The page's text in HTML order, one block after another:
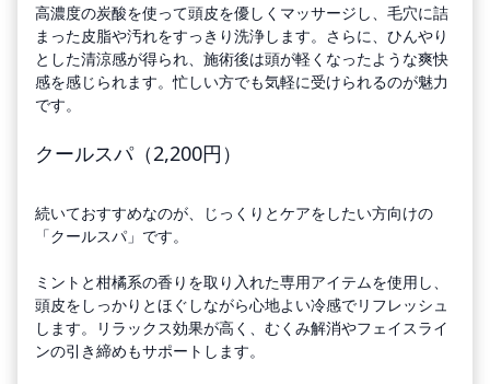
高濃度の炭酸を使って頭皮を優しくマッサージし、毛穴に詰
まった皮脂や汚れをすっきり洗浄します。さらに、ひんやり
とした清涼感が得られ、施術後は頭が軽くなったような爽快
感を感じられます。忙しい方でも気軽に受けられるのが魅力
です。
クールスパ（2,200円）
続いておすすめなのが、じっくりとケアをしたい方向けの
「クールスパ」です。
ミントと柑橘系の香りを取り入れた専用アイテムを使用し、
頭皮をしっかりとほぐしながら心地よい冷感でリフレッシュ
します。リラックス効果が高く、むくみ解消やフェイスライ
ンの引き締めもサポートします。